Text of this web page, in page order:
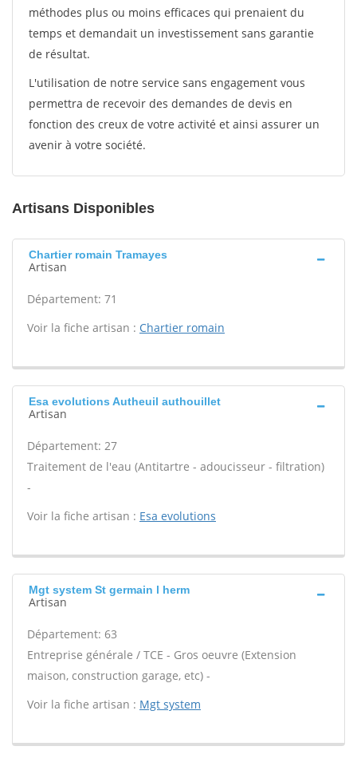
méthodes plus ou moins efficaces qui prenaient du
temps et demandait un investissement sans garantie
de résultat.
L'utilisation de notre service sans engagement vous
permettra de recevoir des demandes de devis en
fonction des creux de votre activité et ainsi assurer un
avenir à votre société.
Artisans Disponibles
Chartier romain Tramayes
Artisan
Département: 71
Voir la fiche artisan : Chartier romain
Esa evolutions Autheuil authouillet
Artisan
Département: 27
Traitement de l'eau (Antitartre - adoucisseur - filtration)
-
Voir la fiche artisan : Esa evolutions
Mgt system St germain l herm
Artisan
Département: 63
Entreprise générale / TCE - Gros oeuvre (Extension
maison, construction garage, etc) -
Voir la fiche artisan : Mgt system